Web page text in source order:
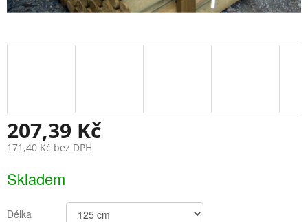
207,39 Kč
171,40 Kč bez DPH
cena:
Skladem
Délka